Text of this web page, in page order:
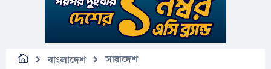
বাংলাদেশ সারাদেশ